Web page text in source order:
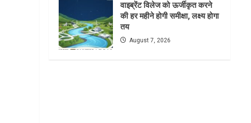
वाइब्रेंट विलेज को ऊर्जीकृत करने
की हर महीने होगी समीक्षा, लक्ष्य होगा
तय
August 7, 2026